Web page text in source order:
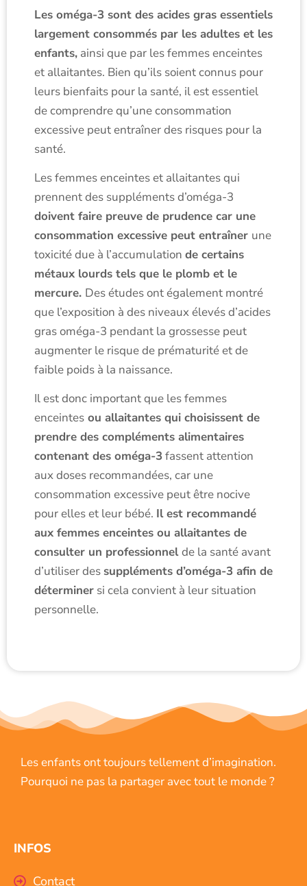
Les oméga-3 sont des acides gras essentiels
largement consommés par les adultes et les
enfants, ainsi que par les femmes enceintes
et allaitantes. Bien qu’ils soient connus pour
leurs bienfaits pour la santé, il est essentiel
de comprendre qu’une consommation
excessive peut entraîner des risques pour la
santé.
Les femmes enceintes et allaitantes qui
prennent des suppléments d’oméga-3
doivent faire preuve de prudence car une
consommation excessive peut entraîner une
toxicité due à l’accumulation de certains
métaux lourds tels que le plomb et le
mercure. Des études ont également montré
que l’exposition à des niveaux élevés d’acides
gras oméga-3 pendant la grossesse peut
augmenter le risque de prématurité et de
faible poids à la naissance.
Il est donc important que les femmes
enceintes ou allaitantes qui choisissent de
prendre des compléments alimentaires
contenant des oméga-3fassent attention
aux doses recommandées, car une
consommation excessive peut être nocive
pour elles et leur bébé. Il est recommandé
aux femmes enceintes ou allaitantes de
consulter un professionnelde la santé avant
d’utiliser des suppléments d’oméga-3 afin de
déterminer si cela convient à leur situation
personnelle.
Les enfants ont toujours tellement d’imagination.
Pourquoi ne pas la partager avec tout le monde ?
INFOS
Contact